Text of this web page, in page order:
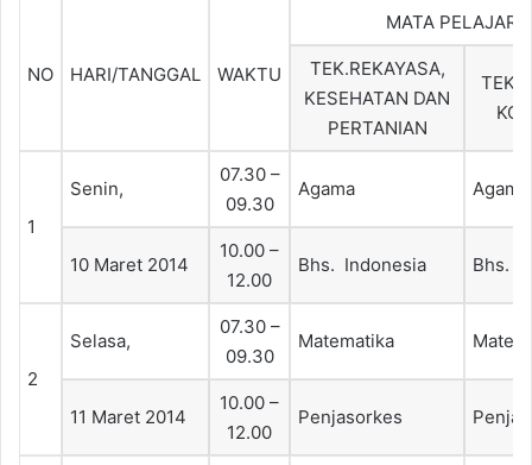
NO HARI/TANGGAL WAKTU
MATA
TEK.REKAYASA,
KESEHATAN DAN
PERTANIAN
1
Senin,
07.30 –
09.30
Agama Agama
10 Maret 2014
10.00 –
12.00
Bhs. Indonesia Bhs.
2
Selasa,
07.30 –
09.30
Matematika
11 Maret 2014
10.00 –
12.00
Penjasorkes